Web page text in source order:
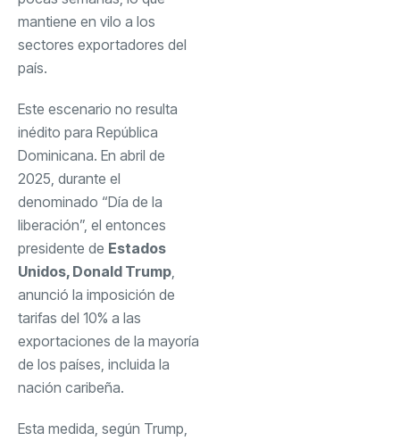
mantiene en vilo a los
sectores exportadores del
país.
Este escenario no resulta
inédito para República
Dominicana. En abril de
2025, durante el
denominado “Día de la
liberación”, el entonces
presidente de Estados
Unidos, Donald Trump
anunció la imposición de
tarifas del 10% a las
exportaciones de la mayoría
de los países, incluida la
nación caribeña.
Esta medida, según Trump,